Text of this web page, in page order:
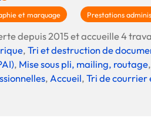
et marquage Prestations
depuis 2015 et accueille 4
,Tri et destruction de
, Mise sous pli, mailing, routage,
, Accueil,Tri de courrier